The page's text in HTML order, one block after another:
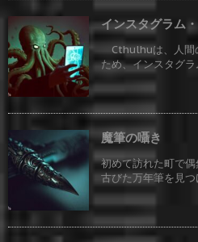
インスタグラム
Cthulhuは、人間
ため、インスタグ
魔筆の囁き
初めて訪れた町で
古びた万年筆を見